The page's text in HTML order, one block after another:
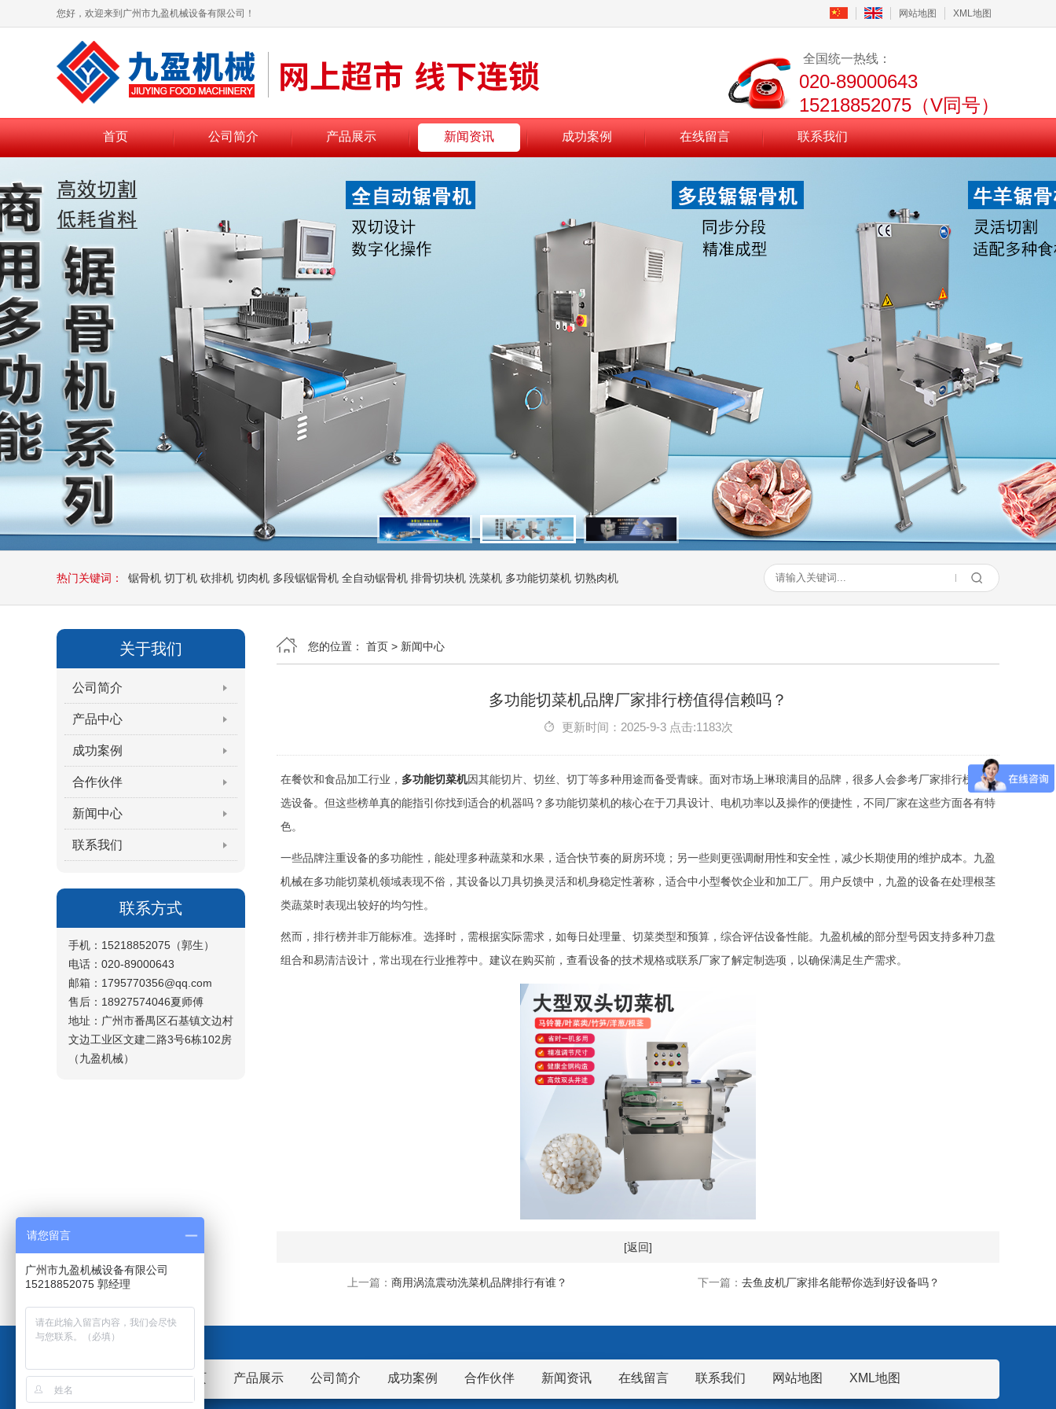
您好，欢迎来到广州市九盈机械设备有限公司！ 网站地图 XML地图
全国统一热线：
020-89000643
15218852075（V同号）
首页 公司简介 产品展示 新闻资讯 成功案例 在线留言 联系我们
热门关键词： 锯骨机 切丁机 砍排机 切肉机 多段锯锯骨机 全自动锯骨机 排骨切块机 洗菜机 多功能切菜机 切熟肉机
关于我们
公司简介
产品中心
成功案例
合作伙伴
新闻中心
联系我们
联系方式
手机：15218852075（郭生）
电话：020-89000643
邮箱：1795770356@qq.com
售后：18927574046夏师傅
地址：广州市番禺区石基镇文边村
文边工业区文建二路3号6栋102房
（九盈机械）
您的位置： 首页 > 新闻中心
多功能切菜机品牌厂家排行榜值得信赖吗？
更新时间：2025-9-3 点击:1183次
在餐饮和食品加工行业， 多功能切菜机因其能切片、切丝、切丁等多种用途而备受青睐。面对市场上琳琅满目的品牌，很多人会参考厂家排行榜来挑
选设备。但这些榜单真的能指引你找到适合的机器吗？多功能切菜机的核心在于刀具设计、电机功率以及操作的便捷性，不同厂家在这些方面各有特
色。
一些品牌注重设备的多功能性，能处理多种蔬菜和水果，适合快节奏的厨房环境；另一些则更强调耐用性和安全性，减少长期使用的维护成本。九盈
机械在多功能切菜机领域表现不俗，其设备以刀具切换灵活和机身稳定性著称，适合中小型餐饮企业和加工厂。用户反馈中，九盈的设备在处理根茎
类蔬菜时表现出较好的均匀性。
然而，排行榜并非万能标准。选择时，需根据实际需求，如每日处理量、切菜类型和预算，综合评估设备性能。九盈机械的部分型号因支持多种刀盘
组合和易清洁设计，常出现在行业推荐中。建议在购买前，查看设备的技术规格或联系厂家了解定制选项，以确保满足生产需求。
[返回]
上一篇： 商用涡流震动洗菜机品牌排行有谁？ 下一篇： 去鱼皮机厂家排名能帮你选到好设备吗？
网站首页 产品展示 公司简介 成功案例 合作伙伴 新闻资讯 在线留言 联系我们 网站地图 XML地图
请您留言
广州市九盈机械设备有限公司
15218852075 郭经理